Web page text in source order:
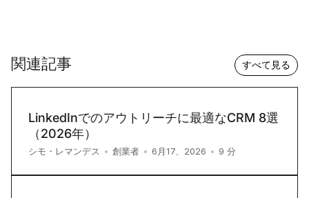
関連記事 すべて見る
LinkedInでのアウトリーチに最適なCRM 8選
（2026年）
シモ・レマンデス • 創業者 • 6月17、2026 • 9 分